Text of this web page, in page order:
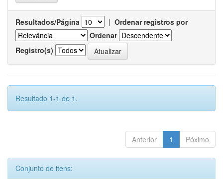
Resultados/Página | Ordenar registros por
Ordenar
Registro(s)
Resultado 1-1 de 1.
Anterior 1 Póximo
Conjunto de itens: